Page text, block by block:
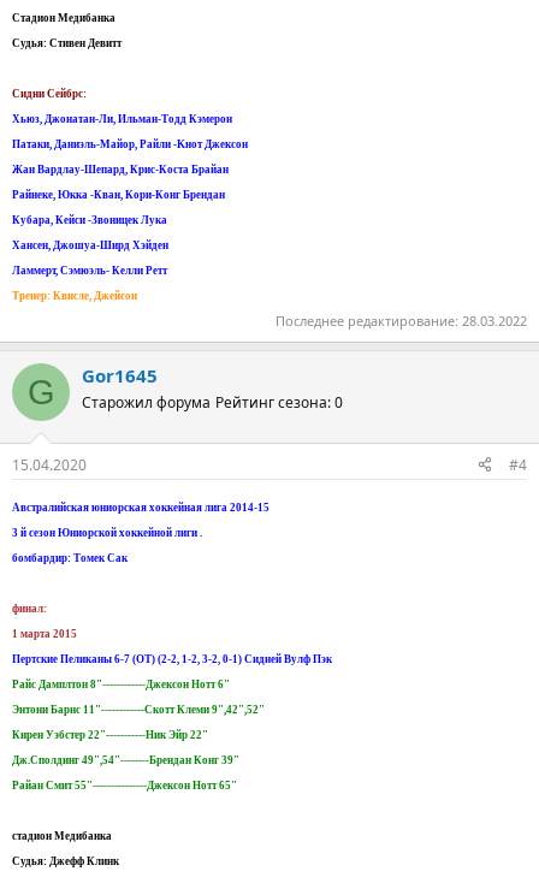
Стадион Медибанка
Судья: Стивен Девитт
Сидни Сейбрс:
Хьюз, Джонатан-Ли, Ильман-Тодд Кэмерон
Патаки, Даниэль-Майор, Райли -Kнот Джексон
Жан Вардлау-Шепард, Крис-Коста Брайан
Райнеке, Юкка -Кван, Кори-Конг Брендан
Кубара, Кейси -Звоницек Лука
Хансен, Джошуа-Ширд Хэйден
Ламмерт, Сэмюэль- Келли Ретт
Тренер: Квисле, Джейсон
Последнее редактирование: 28.03.2022
G Gor1645
Старожил форума Рейтинг сезона: 0
15.04.2020 #4
Австралийская юниорская хоккейная лига 2014-15
3 й сезон Юниорской хоккейной лиги .
бомбардир: Томек Сак
финал:
1 марта 2015
Пертские Пеликаны 6-7 (ОТ) (2-2, 1-2, 3-2, 0-1) Сидней Вулф Пэк
Райс Дамплтон 8"------------Джексон Нотт 6"
Энтони Барнс 11"------------Скотт Клеми 9",42",52"
Кирен Уэбстер 22"-----------Ник Эйр 22"
Дж.Сполдинг 49",54"--------Брендан Конг 39"
Райан Смит 55"---------------Джексон Нотт 65"
стадион Медибанка
Судья: Джефф Клинк